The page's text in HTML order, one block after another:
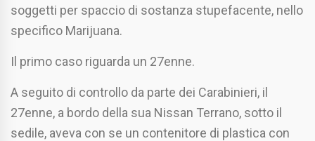
soggetti per spaccio di sostanza stupefacente, nello
specifico Marijuana.
Il primo caso riguarda un 27enne.
A seguito di controllo da parte dei Carabinieri, il
27enne, a bordo della sua Nissan Terrano, sotto il
sedile, aveva con se un contenitore di plastica con